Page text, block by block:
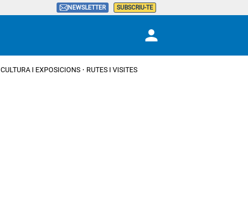
NEWSLETTER SUBSCRIU-TE
CULTURA I EXPOSICIONS RUTES I VISITES